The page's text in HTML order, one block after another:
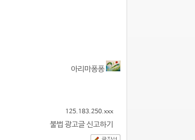
아리마퐁퐁
125.183.250.xxx
불법 광고글 신고하기